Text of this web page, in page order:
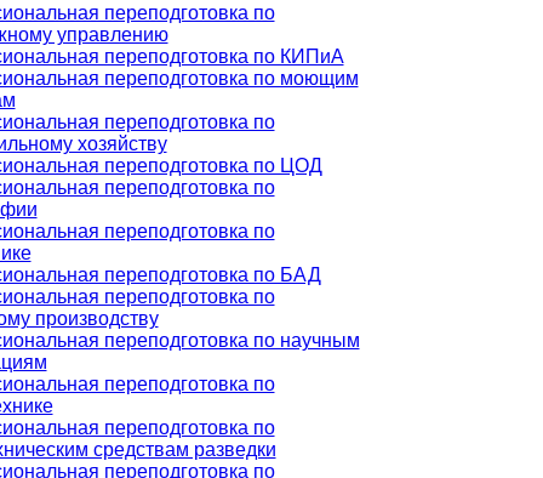
переподготовка по
управлению
переподготовка по КИПиА
переподготовка по моющим
переподготовка по
хозяйству
переподготовка по ЦОД
переподготовка по
переподготовка по
переподготовка по БАД
переподготовка по
производству
переподготовка по научным
переподготовка по
переподготовка по
средствам разведки
переподготовка по